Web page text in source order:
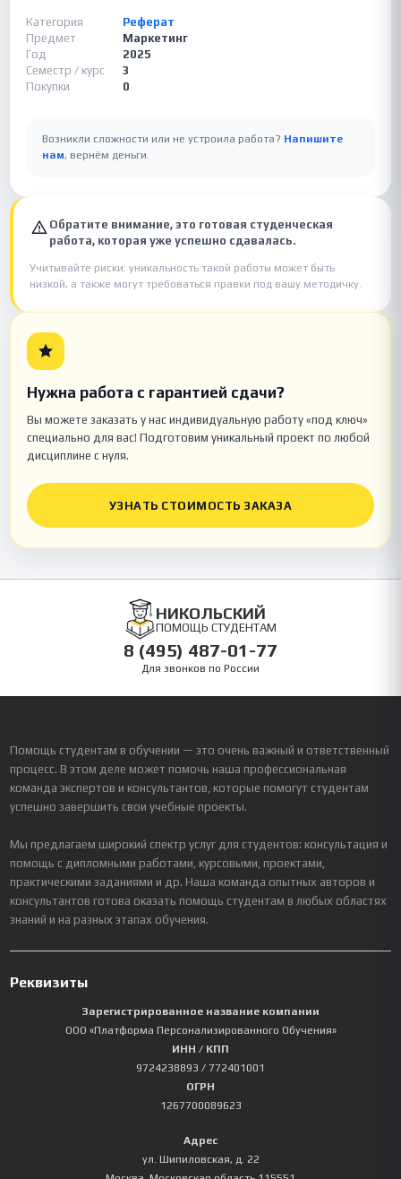
Категория
Реферат
Предмет
Маркетинг
Год
2025
Семестр / курс
3
Покупки
0
Возникли сложности или не устроила работа? Напишите
нам, вернём деньги.
Обратите внимание, это готовая студенческая
работа, которая уже успешно сдавалась.
Учитывайте риски: уникальность такой работы может быть
низкой, а также могут требоваться правки под вашу методичку.
Нужна работа с гарантией сдачи?
Вы можете заказать у нас индивидуальную работу «под ключ»
специально для вас! Подготовим уникальный проект по любой
дисциплине с нуля.
УЗНАТЬ СТОИМОСТЬ ЗАКАЗА
НИКОЛЬСКИЙ
ПОМОЩЬ СТУДЕНТАМ
8 (495) 487-01-77
Для звонков по России
Помощь студентам в обучении — это очень важный и ответственный
процесс. В этом деле может помочь наша профессиональная
команда экспертов и консультантов, которые помогут студентам
успешно завершить свои учебные проекты.
Мы предлагаем широкий спектр услуг для студентов: консультация и
помощь с дипломными работами, курсовыми, проектами,
практическими заданиями и др. Наша команда опытных авторов и
консультантов готова оказать помощь студентам в любых областях
знаний и на разных этапах обучения.
Реквизиты
Зарегистрированное название компании
ООО «Платформа Персонализированного Обучения»
ИНН / КПП
9724238893 / 772401001
ОГРН
1267700089623
Адрес
ул. Шипиловская, д. 22